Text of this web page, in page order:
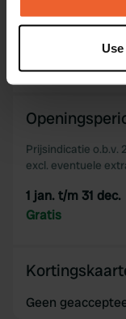
Collect
which can be
specific
and set your
We use cookies
provide social
may combine it
of their services.
Informatie
Bij het
Prijsindicatie o.b.v.
excl. eventuele
1 jan. t/m 31 dec.
Gratis
Geen